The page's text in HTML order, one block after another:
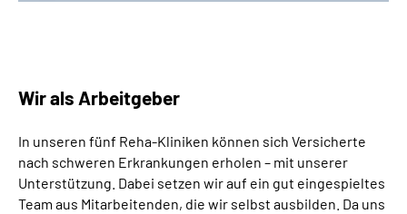
Wir als Arbeitgeber
In unseren fünf Reha-Kliniken können sich Versicherte
nach schweren Erkrankungen erholen – mit unserer
Unterstützung. Dabei setzen wir auf ein gut eingespieltes
Team aus Mitarbeitenden, die wir selbst ausbilden. Da uns